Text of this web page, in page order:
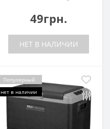
49грн.
НЕТ В НАЛИЧИИ
Популярный
нет в наличии